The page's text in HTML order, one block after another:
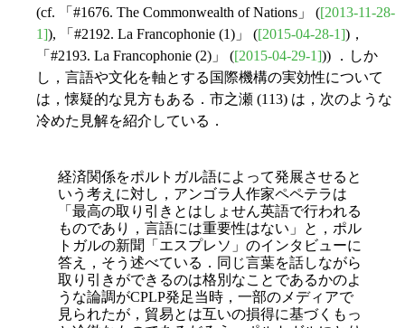
(cf. 「#1676. The Commonwealth of Nations」 ([2013-11-28-
1]), 「#2192. La Francophonie (1)」 ([2015-04-28-1])，
「#2193. La Francophonie (2)」 ([2015-04-29-1])) ．しか
し，言語や文化を軸とする国際機構の実効性について
は，懐疑的な見方もある．市之瀬 (113) は，次のような
冷めた見解を紹介している．
経済関係をポルトガル語によって発展させると
いう考えに対し，アンゴラ人作家ペペテラは
「最高の取り引きとはしょせん英語で行われる
ものであり，言語には重要性はない」と，ポル
トガルの新聞「エスプレソ」のインタビューに
答え，そう述べている．同じ言葉を話しながら
取り引きができるのは格別なことであるかのよ
うな論調がCPLP発足当時，一部のメディアで
見られたが，貿易とは互いの損得に基づくもっ